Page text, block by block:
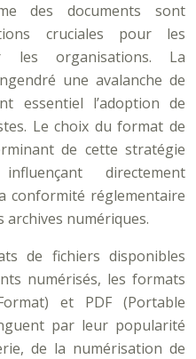
des documents sont
cruciales pour les
les organisations. La
une avalanche de
essentiel l’adoption de
Le choix du format de
de cette stratégie
directement
conformité réglementaire
archives numériques.
de fichiers disponibles
numérisés, les formats
et PDF (Portable
par leur popularité
de la numérisation de